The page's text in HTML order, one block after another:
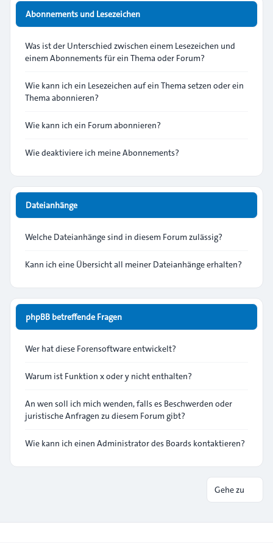
Abonnements und Lesezeichen
Was ist der Unterschied zwischen einem Lesezeichen und
einem Abonnements für ein Thema oder Forum?
Wie kann ich ein Lesezeichen auf ein Thema setzen oder ein
Thema abonnieren?
Wie kann ich ein Forum abonnieren?
Wie deaktiviere ich meine Abonnements?
Dateianhänge
Welche Dateianhänge sind in diesem Forum zulässig?
Kann ich eine Übersicht all meiner Dateianhänge erhalten?
phpBB betreffende Fragen
Wer hat diese Forensoftware entwickelt?
Warum ist Funktion x oder y nicht enthalten?
An wen soll ich mich wenden, falls es Beschwerden oder
juristische Anfragen zu diesem Forum gibt?
Wie kann ich einen Administrator des Boards kontaktieren?
Gehe zu